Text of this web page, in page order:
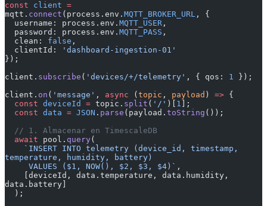
const client =
mqtt. connect (process.env. MQTT_BROKER_URL , {
  username: process.env.
MQTT_USER ,
  password: process.env.
MQTT_PASS ,
  clean:
false ,
  clientId:
'dashboard-ingestion-01'
});
client. subscribe ( 'devices/+/telemetry' , { qos: 1 });
client. on ( 'message' , async ( topic , payload ) => {
  const
deviceId = topic. split ( '/' )[ 1 ];
  const
data = JSON . parse (payload. toString ());
  // 1. Almacenar en TimescaleDB
  await
pool. query(
temperature, humidity, battery)
     VALUES ($1, NOW(), $2, $3, $4)`
,
data.battery]
  );